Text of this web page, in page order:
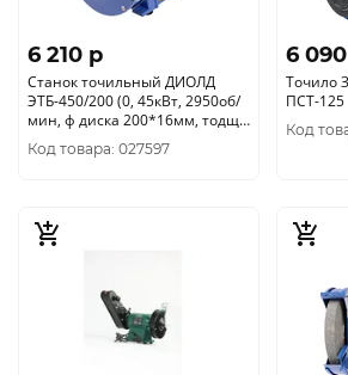
6 210 p
Станок точильный ДИОЛД
ЭТБ-450/200 (0, 45кВт, 2950об/
мин, ф диска 200*16мм, тодщ
круга 25мм) 20041061
Код товара: 027597
6
Точило
ПСТ-125
Код